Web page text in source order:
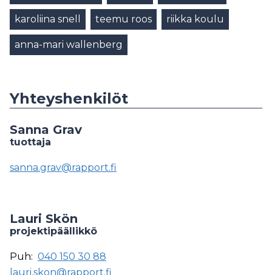
karoliina snell teemu roos riikka koulu
anna-mari wallenberg
Yhteyshenkilöt
Sanna Grav
tuottaja
sanna.grav@rapport.fi
Lauri Skön
projektipäällikkö
Puh: 040 150 30 88
lauri.skon@rapport.fi